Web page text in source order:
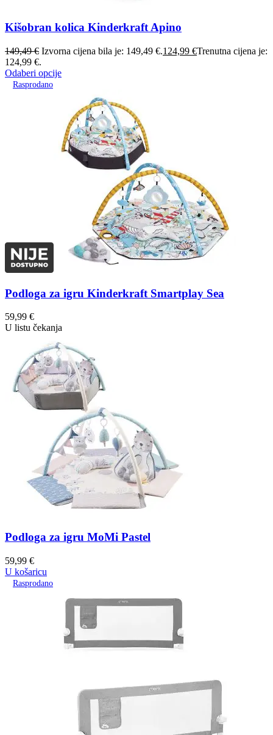
Kišobran kolica Kinderkraft Apino
149,49€ Izvorna cijena bila je: 149,49 €.124,99 €Trenutna cijena je:
124,99 €.
Odaberi opcije
Rasprodano
Podloga za igru Kinderkraft Smartplay Sea
59,99 €
U listu čekanja
Podloga za igru MoMi Pastel
59,99 €
U košaricu
Rasprodano